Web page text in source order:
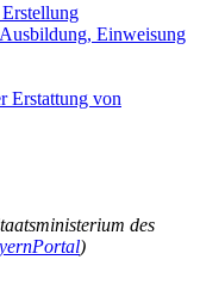
Einweisung
Erstattung von
des
)